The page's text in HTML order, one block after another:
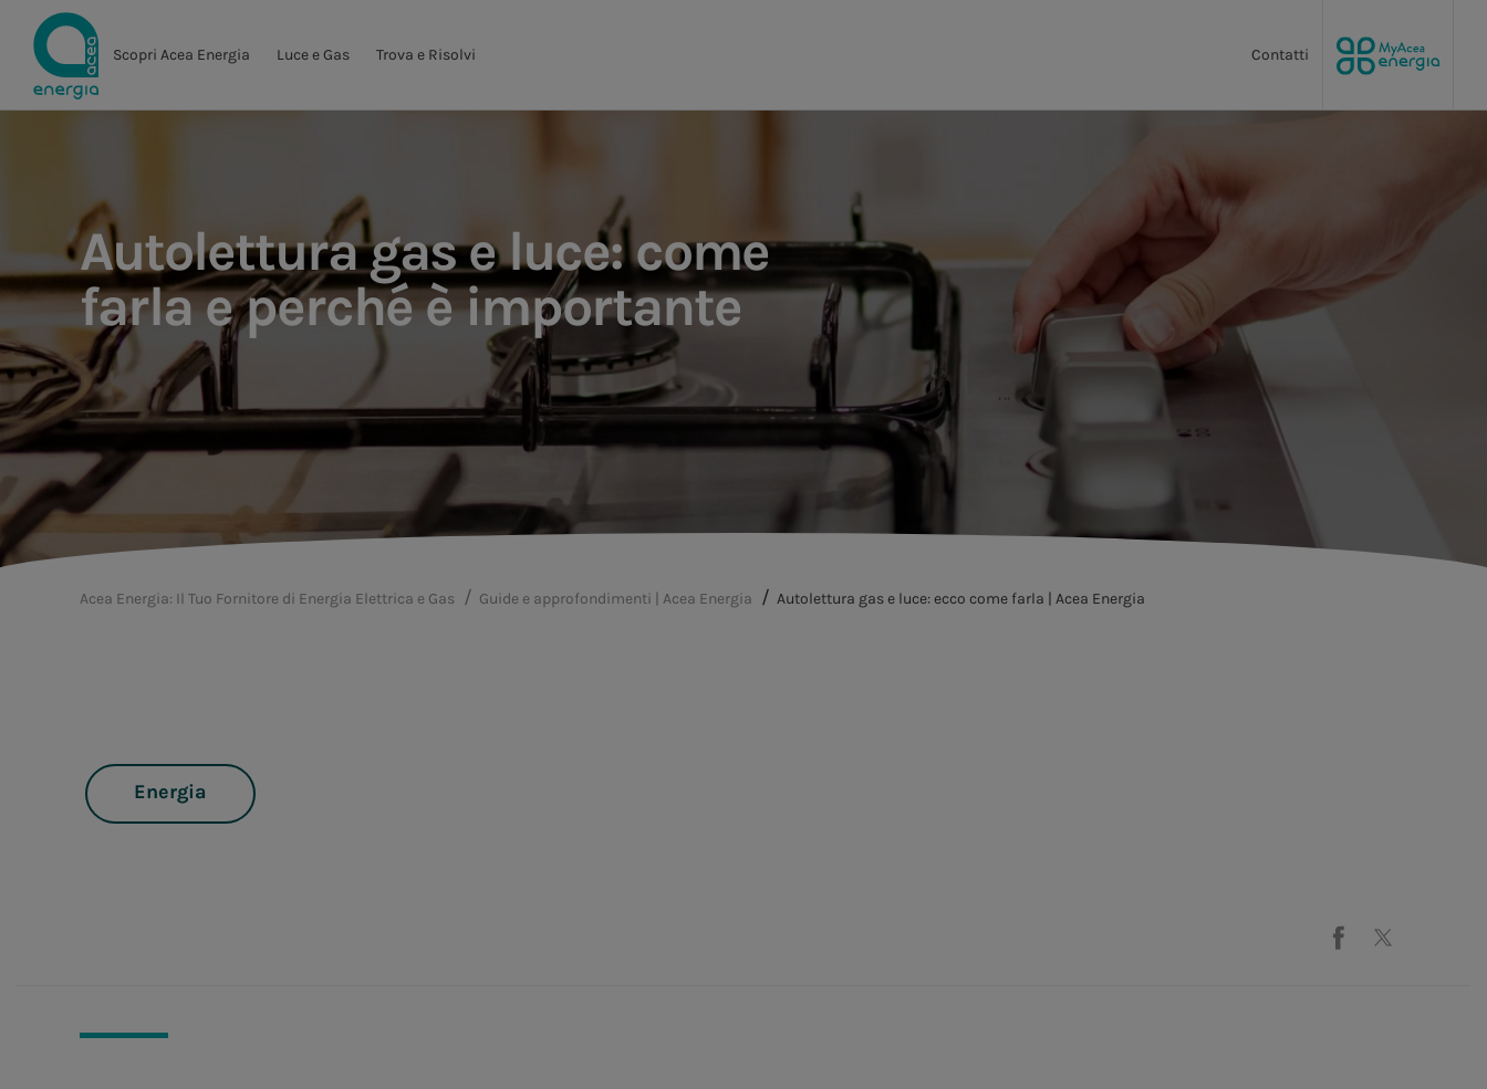
Scopri Acea Energia Luce e Gas Trova e Risolvi Contatti
Autolettura gas e luce: come
farla e perché è importante
Acea Energia: Il Tuo Fornitore di Energia Elettrica e Gas Guide e approfondimenti | Acea Energia Autolettura gas e luce: ecco come farla | Acea Energia
Energia